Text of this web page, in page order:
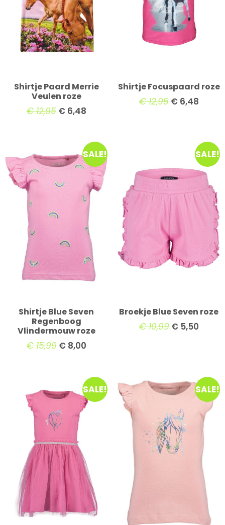
Shirtje Paard Merrie
Veulen roze
€12,95 €6,48
Shirtje Focuspaard roze
€12,95 €6,48
SALE!
Shirtje Blue Seven
Regenboog
Vlindermouw roze
€15,99 €8,00
SALE!
Broekje Blue Seven roze
€10,99 €5,50
SALE! SALE!